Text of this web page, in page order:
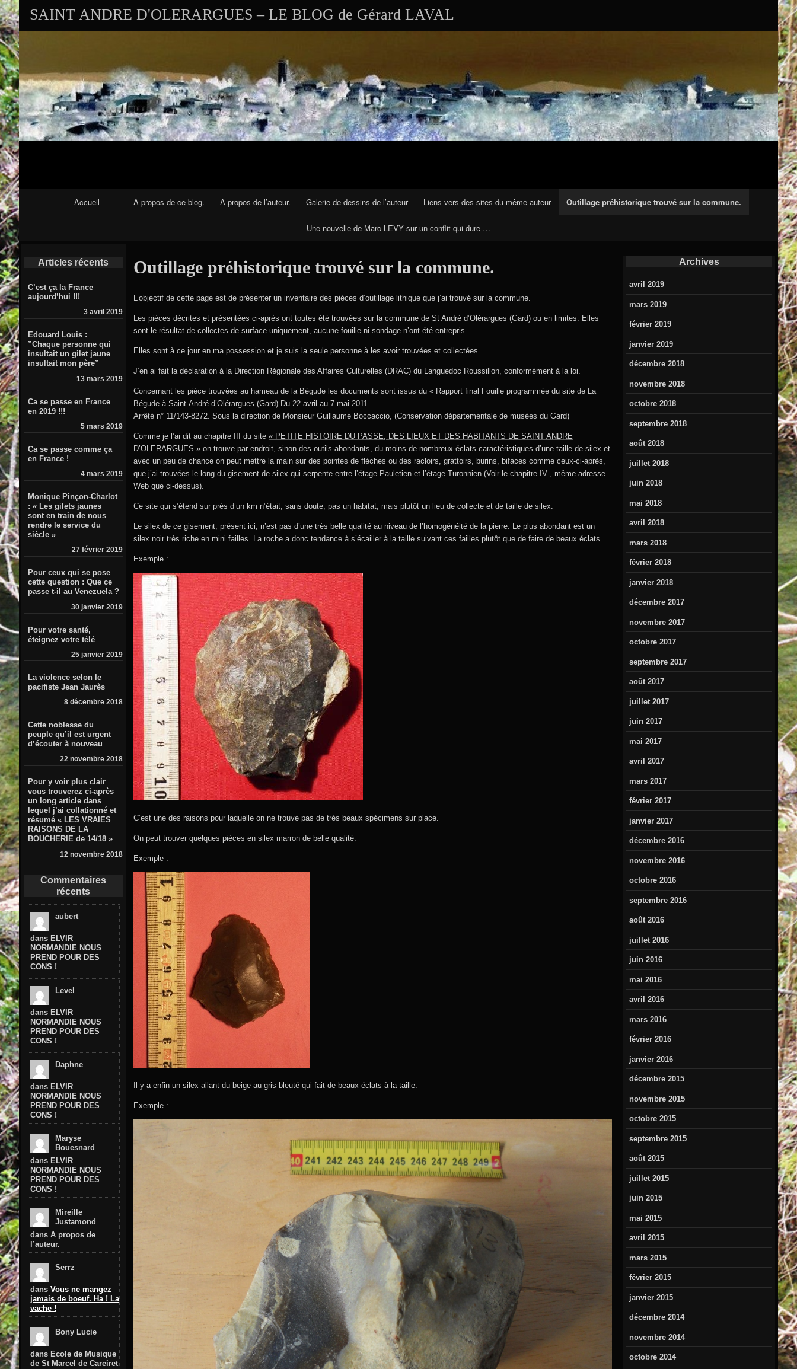
SAINT ANDRE D'OLERARGUES – LE BLOG de Gérard LAVAL
Navigation Principale
Accueil A propos de ce blog. A propos de l’auteur. Galerie de dessins de l’auteur Liens vers des sites du même auteur Outillage préhistorique trouvé sur la commune.
Une nouvelle de Marc LEVY sur un conflit qui dure …
Outillage préhistorique trouvé sur la commune.
L’objectif de cette page est de présenter un inventaire des pièces d’outillage lithique que j’ai trouvé sur la commune.
Les pièces décrites et présentées ci-après ont toutes été trouvées sur la commune de St André d’Olérargues (Gard) ou en limites. Elles
sont le résultat de collectes de surface uniquement, aucune fouille ni sondage n’ont été entrepris.
Elles sont à ce jour en ma possession et je suis la seule personne à les avoir trouvées et collectées.
J’en ai fait la déclaration à la Direction Régionale des Affaires Culturelles (DRAC) du Languedoc Roussillon, conformément à la loi.
Concernant les pièce trouvées au hameau de la Bégude les documents sont issus du « Rapport final Fouille programmée du site de La
Bégude à Saint-André-d’Olérargues (Gard) Du 22 avril au 7 mai 2011
Arrêté n° 11/143-8272. Sous la direction de Monsieur Guillaume Boccaccio, (Conservation départementale de musées du Gard)
Comme je l’ai dit au chapitre III du site « PETITE HISTOIRE DU PASSE, DES LIEUX ET DES HABITANTS DE SAINT ANDRE
D’OLERARGUES » on trouve par endroit, sinon des outils abondants, du moins de nombreux éclats caractéristiques d’une taille de silex et
avec un peu de chance on peut mettre la main sur des pointes de flèches ou des racloirs, grattoirs, burins, bifaces comme ceux-ci-après,
que j’ai trouvées le long du gisement de silex qui serpente entre l’étage Pauletien et l’étage Turonnien (Voir le chapitre IV , même adresse
Web que ci-dessus).
Ce site qui s’étend sur près d’un km n’était, sans doute, pas un habitat, mais plutôt un lieu de collecte et de taille de silex.
Le silex de ce gisement, présent ici, n’est pas d’une très belle qualité au niveau de l’homogénéité de la pierre. Le plus abondant est un
silex noir très riche en mini failles. La roche a donc tendance à s’écailler à la taille suivant ces failles plutôt que de faire de beaux éclats.
Exemple :
C’est une des raisons pour laquelle on ne trouve pas de très beaux spécimens sur place.
On peut trouver quelques pièces en silex marron de belle qualité.
Exemple :
Il y a enfin un silex allant du beige au gris bleuté qui fait de beaux éclats à la taille.
Exemple :
Archives
avril 2019
mars 2019
février 2019
janvier 2019
décembre 2018
novembre 2018
octobre 2018
septembre 2018
août 2018
juillet 2018
juin 2018
mai 2018
avril 2018
mars 2018
février 2018
janvier 2018
décembre 2017
novembre 2017
octobre 2017
septembre 2017
août 2017
juillet 2017
juin 2017
mai 2017
avril 2017
mars 2017
février 2017
janvier 2017
décembre 2016
novembre 2016
octobre 2016
septembre 2016
août 2016
juillet 2016
juin 2016
mai 2016
avril 2016
mars 2016
février 2016
janvier 2016
décembre 2015
novembre 2015
octobre 2015
septembre 2015
août 2015
juillet 2015
juin 2015
mai 2015
avril 2015
mars 2015
février 2015
janvier 2015
décembre 2014
novembre 2014
octobre 2014
Articles récents
C’est ça la France
aujourd’hui !!!
3 avril 2019
Edouard Louis :
”Chaque personne qui
insultait un gilet jaune
insultait mon père”
13 mars 2019
Ca se passe en France
en 2019 !!!
5 mars 2019
Ca se passe comme ça
en France !
4 mars 2019
Monique Pinçon-Charlot
: « Les gilets jaunes
sont en train de nous
rendre le service du
siècle »
27 février 2019
Pour ceux qui se pose
cette question : Que ce
passe t-il au Venezuela ?
30 janvier 2019
Pour votre santé,
éteignez votre télé
25 janvier 2019
La violence selon le
pacifiste Jean Jaurès
8 décembre 2018
Cette noblesse du
peuple qu’il est urgent
d’écouter à nouveau
22 novembre 2018
Pour y voir plus clair
vous trouverez ci-après
un long article dans
lequel j’ai collationné et
résumé « LES VRAIES
RAISONS DE LA
BOUCHERIE de 14/18 »
12 novembre 2018
Commentaires
récents
aubert
dans ELVIR
NORMANDIE NOUS
PREND POUR DES
CONS !
Level
dans ELVIR
NORMANDIE NOUS
PREND POUR DES
CONS !
Daphne
dans ELVIR
NORMANDIE NOUS
PREND POUR DES
CONS !
Maryse
Bouesnard
dans ELVIR
NORMANDIE NOUS
PREND POUR DES
CONS !
Mireille
Justamond
dans A propos de
l’auteur.
Serrz
dans Vous ne mangez
jamais de boeuf. Ha ! La
vache !
Bony Lucie
dans Ecole de Musique
de St Marcel de Careiret